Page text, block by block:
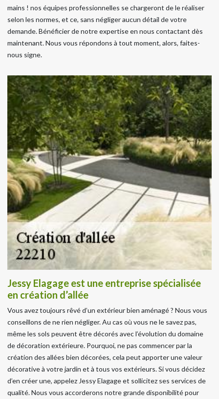
mains ! nos équipes professionnelles se chargeront de le réaliser
selon les normes, et ce, sans négliger aucun détail de votre
demande. Bénéficier de notre expertise en nous contactant dès
maintenant. Nous vous répondons à tout moment, alors, faites-
nous signe.
Jessy Elagage est une entreprise spécialisée
en création d’allée
Vous avez toujours rêvé d’un extérieur bien aménagé ? Nous vous
conseillons de ne rien négliger. Au cas où vous ne le savez pas,
même les sols peuvent être décorés avec l’évolution du domaine
de décoration extérieure. Pourquoi, ne pas commencer par la
création des allées bien décorées, cela peut apporter une valeur
décorative à votre jardin et à tous vos extérieurs. Si vous décidez
d’en créer une, appelez Jessy Elagage et sollicitez ses services de
qualité. Nous vous accorderons notre grande disponibilité pour